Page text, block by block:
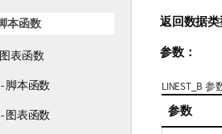
本函数
图表函数
- 脚本函数
- 图表函数
返回数据类
参数：
LINEST_B 参
参数